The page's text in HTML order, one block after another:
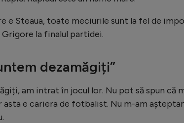
e Steaua, toate meciurile sunt la fel de
la finalul partidei.
dezamăgiți”
am intrat în jocul lor. Nu pot să spun că
asta e cariera de fotbalist. Nu m-am